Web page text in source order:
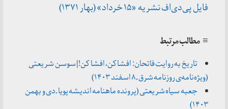
فایل پی‌دی‌اف نشریه «۱۵ خرداد» (بهار ۱۳۷۱)
≡ مطالب مرتبط
تاریخ به روایت فاتحان: افشا کن، افشا کن! | سوسن شریعتی
(ویژه‌نامه‌ی روزنامه شرق ـ ۸ اسفند ۱۴۰۳)
جعبه سیاه شریعتی (پرونده ماهنامه اندیشه پویا ـ دی و بهمن
۱۴۰۳)